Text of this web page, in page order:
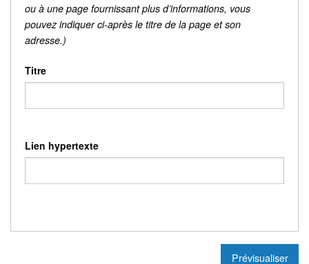
ou à une page fournissant plus d’informations, vous
pouvez indiquer ci-après le titre de la page et son
adresse.)
Titre
Lien hypertexte